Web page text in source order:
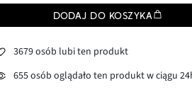
DODAJ DO KOSZYKA
3679 osób lubi ten produkt
655 osób oglądało ten produkt w ciągu